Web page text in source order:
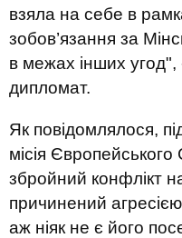
взяла на себе в
зобов’язання за
в межах інших
дипломат.
Як повідомлялося,
місія
збройний конфлікт
причинений
аж ніяк не є його